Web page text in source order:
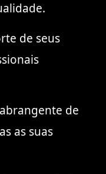
de seus
de
as suas